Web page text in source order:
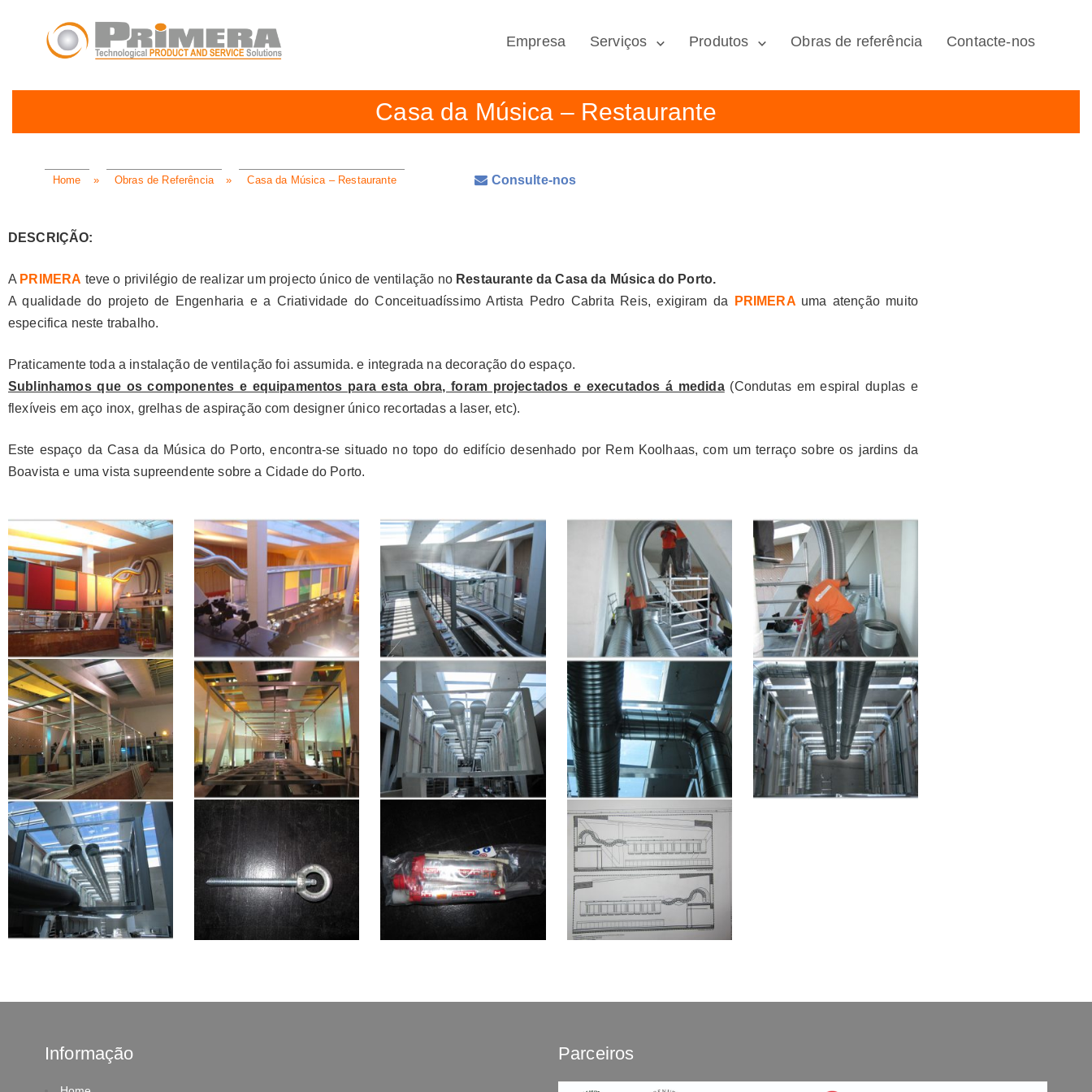
Empresa Serviços Produtos Obras de referência Contacte-nos
Casa da Música – Restaurante
Home » Obras de Referência » Casa da Música – Restaurante Consulte-nos
DESCRIÇÃO:
A PRIMERA teve o privilégio de realizar um projecto único de ventilação no Restaurante da Casa da Música do Porto.
A qualidade do projeto de Engenharia e a Criatividade do Conceituadíssimo Artista Pedro Cabrita Reis, exigiram da
PRIMERA uma atenção muito
especifica neste trabalho.
Praticamente toda a instalação de ventilação foi assumida. e integrada na decoração do espaço.
Sublinhamos que os componentes e equipamentos para esta obra, foram projectados e executados á medida(Condutas em espiral duplas e
flexíveis em aço inox, grelhas de aspiração com designer único recortadas a laser, etc).
Este espaço da Casa da Música do Porto, encontra-se situado no topo do edifício desenhado por Rem Koolhaas, com um terraço sobre os jardins da
Boavista e uma vista supreendente sobre a Cidade do Porto.
Informação Parceiros